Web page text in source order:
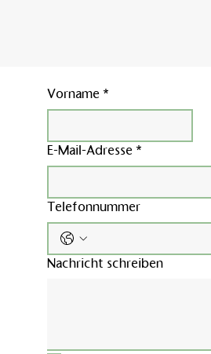
Vorname *
E-Mail-Adresse *
Telefonnummer
Nachricht schreiben